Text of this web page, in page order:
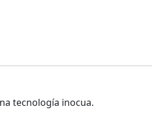
tecnología inocua.